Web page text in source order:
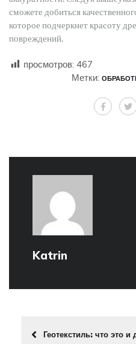
сможете добиться
которое подчеркнет красоту
повреждений.
просмотров: 467
Метки:
Katrin
Геотекстиль: что это и